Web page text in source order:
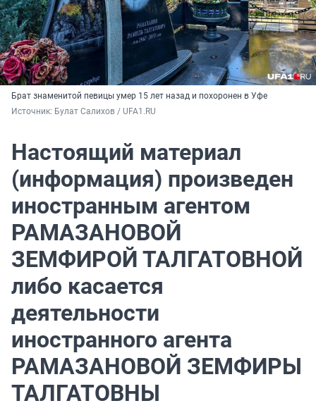
Брат знаменитой певицы умер 15 лет назад и похоронен в Уфе
Источник: Булат Салихов / UFA1.RU
Настоящий материал
(информация) произведен
иностранным агентом
РАМАЗАНОВОЙ
ЗЕМФИРОЙ ТАЛГАТОВНОЙ
либо касается
деятельности
иностранного агента
РАМАЗАНОВОЙ ЗЕМФИРЫ
ТАЛГАТОВНЫ